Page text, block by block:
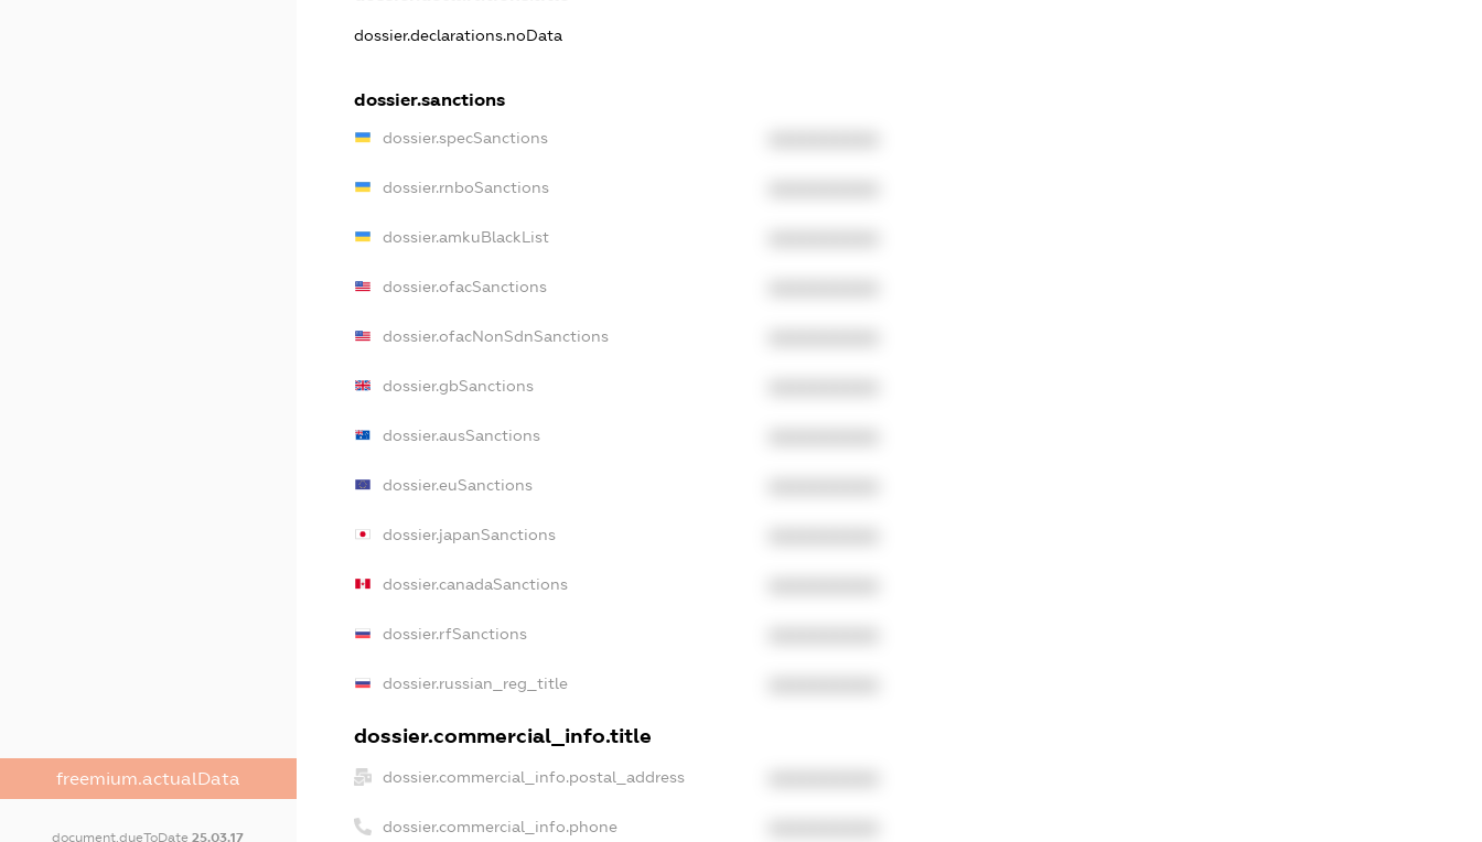
freemium.actualData
document.dueToDate25.03.17
dossier.declarations.noData
dossier.sanctions
dossier.specSanctions
dossier.rnboSanctions
dossier.amkuBlackList
dossier.ofacSanctions
dossier.ofacNonSdnSanctions
dossier.gbSanctions
dossier.ausSanctions
dossier.euSanctions
dossier.japanSanctions
dossier.canadaSanctions
dossier.rfSanctions
dossier.russian_reg_title
dossier.commercial_info.title
dossier.commercial_info.postal_address
dossier.commercial_info.phone